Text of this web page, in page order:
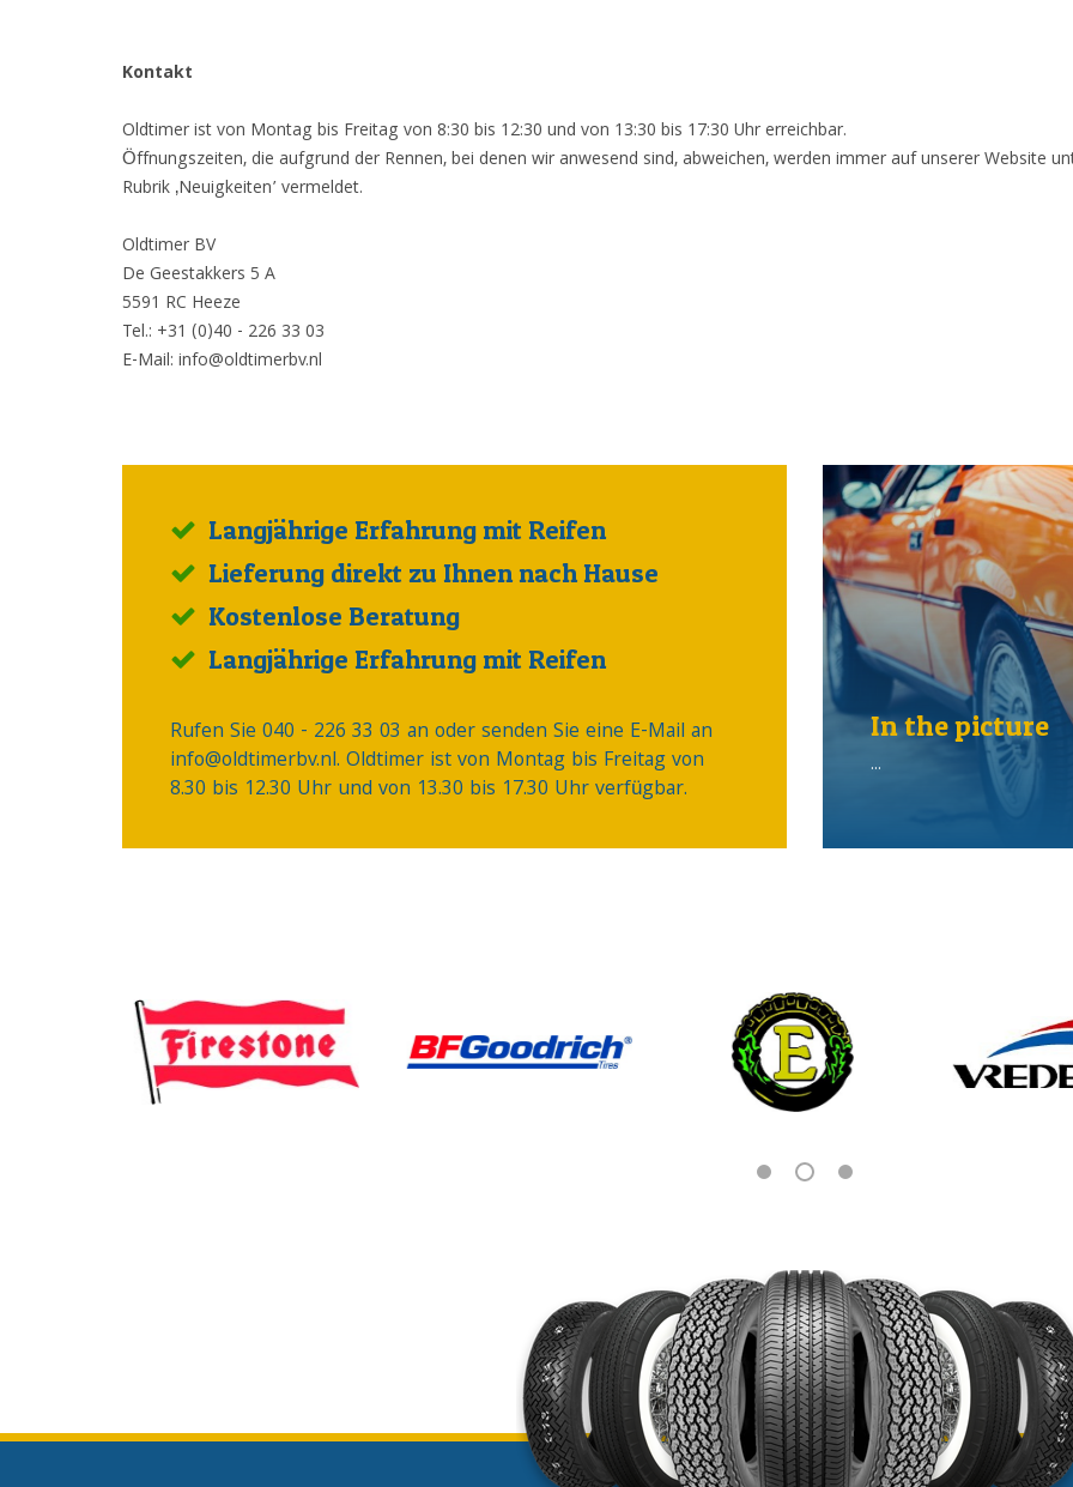
Kontakt
Oldtimer ist von Montag bis Freitag von 8:30 bis 12:30 und von 13:30 bis 17:30 Uhr erreichbar.
Öffnungszeiten, die aufgrund der Rennen, bei denen wir anwesend sind, abweichen, werden immer auf unserer Website
Rubrik ‚Neuigkeiten’ vermeldet.
Oldtimer BV
De Geestakkers 5 A
5591 RC Heeze
Tel.: +31 (0)40 - 226 33 03
E-Mail: info@oldtimerbv.nl
Langjährige Erfahrung mit Reifen
Lieferung direkt zu Ihnen nach Hause
Kostenlose Beratung
Langjährige Erfahrung mit Reifen
Rufen Sie 040 - 226 33 03 an oder senden Sie eine E-Mail an
info@oldtimerbv.nl. Oldtimer ist von Montag bis Freitag von
8.30 bis 12.30 Uhr und von 13.30 bis 17.30 Uhr verfügbar.
In the picture
...
In the picture
...